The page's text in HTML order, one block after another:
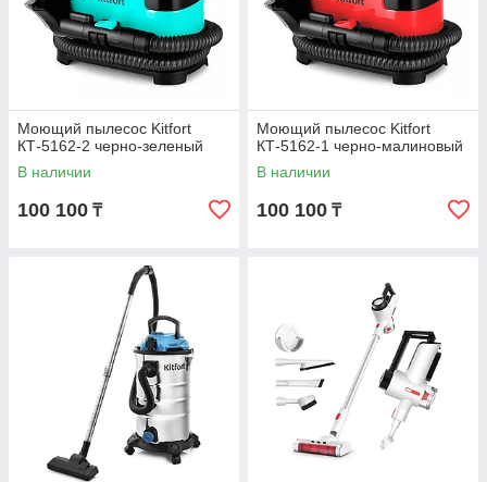
Моющий пылесос Kitfort
КТ-5162-2 черно-зеленый
В наличии
100 100 ₸
Моющий пылесос Kitfort
КТ-5162-1 черно-малиновый
В наличии
100 100 ₸